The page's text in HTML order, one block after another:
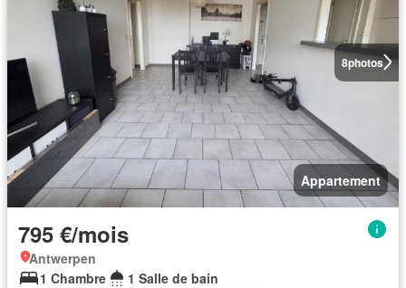
8photos
Appartement
795 €/mois
Antwerpen
1 Chambre
1 Salle de bain